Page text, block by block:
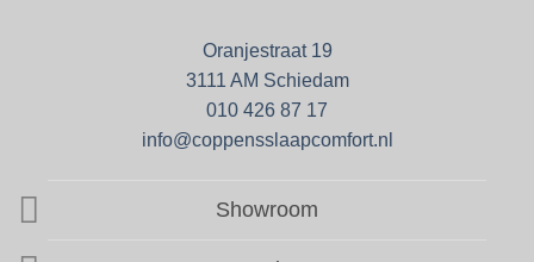
Oranjestraat 19
3111 AM Schiedam
010 426 87 17
info@coppensslaapcomfort.nl
Showroom